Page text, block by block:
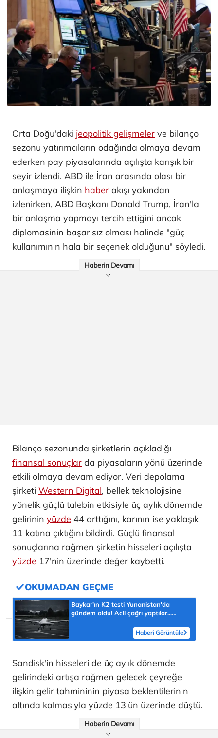
Orta Doğu'daki jeopolitik gelişmeler ve bilanço
sezonu yatırımcıların odağında olmaya devam
ederken pay piyasalarında açılışta karışık bir
seyir izlendi. ABD ile İran arasında olası bir
anlaşmaya ilişkin haber akışı yakından
izlenirken, ABD Başkanı Donald Trump, İran'la
bir anlaşma yapmayı tercih ettiğini ancak
diplomasinin başarısız olması halinde "güç
kullanımının hala bir seçenek olduğunu" söyledi.
Haberin Devamı
Bilanço sezonunda şirketlerin açıkladığı
finansal sonuçlar da piyasaların yönü üzerinde
etkili olmaya devam ediyor. Veri depolama
şirketi Western Digital, bellek teknolojisine
yönelik güçlü talebin etkisiyle üç aylık dönemde
gelirinin yüzde 44 arttığını, karının ise yaklaşık
11 katına çıktığını bildirdi. Güçlü finansal
sonuçlarına rağmen şirketin hisseleri açılışta
yüzde 17'nin üzerinde değer kaybetti.
Baykar'ın K2 testi Yunanistan'da
gündem oldu! Acil çağrı yaptılar...
Haberi Görüntüle
Sandisk'in hisseleri de üç aylık dönemde
gelirindeki artışa rağmen gelecek çeyreğe
ilişkin gelir tahmininin piyasa beklentilerinin
altında kalmasıyla yüzde 13'ün üzerinde düştü.
Haberin Devamı